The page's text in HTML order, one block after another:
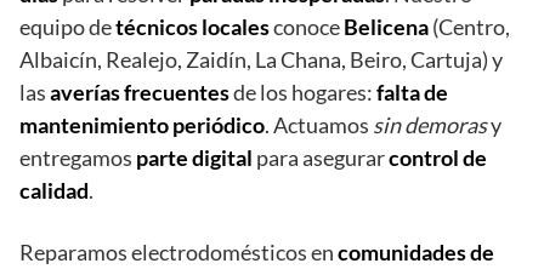
equipo detécnicos localesconoceBelicena(Centro,
Albaicín, Realejo, Zaidín, La Chana, Beiro, Cartuja) y
lasaverías frecuentesde los hogares:falta de
mantenimiento periódico. Actuamos sin demorasy
entregamos parte digital para asegurarcontrol de
calidad.
Reparamos electrodomésticos encomunidades de